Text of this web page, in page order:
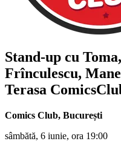
Stand-up cu
Frînculescu,
Terasa
Comics Club, București
sâmbătă, 6 iunie, ora 19:00